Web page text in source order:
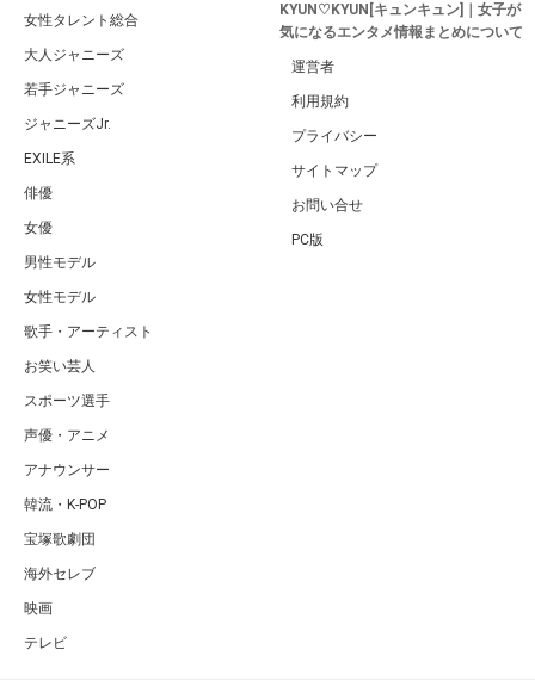
女性タレント総合
大人ジャニーズ
若手ジャニーズ
ジャニーズJr.
EXILE系
俳優
女優
男性モデル
女性モデル
歌手・アーティスト
お笑い芸人
スポーツ選手
声優・アニメ
アナウンサー
韓流・K-POP
宝塚歌劇団
海外セレブ
映画
テレビ
KYUN♡KYUN[キュンキュン]｜女子が
気になるエンタメ情報まとめについて
運営者
利用規約
プライバシー
サイトマップ
お問い合せ
PC版